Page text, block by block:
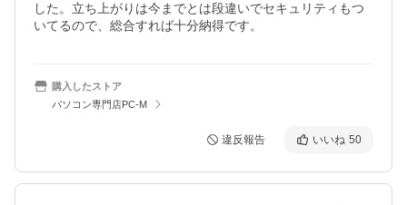
した。立ち上がりは今までとは段違いでセキュリティもつ
いてるので、総合すれば十分納得です。
購入したストア
パソコン専門店PC-M
違反報告 いいね 50